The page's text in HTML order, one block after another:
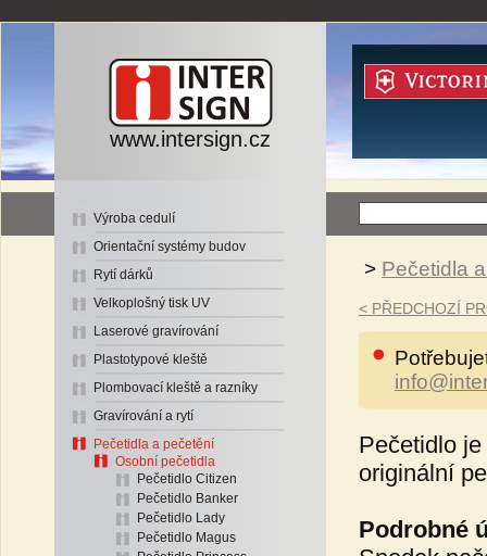
www.intersign.cz
Výroba cedulí
Orientační systémy budov
Rytí dárků
Velkoplošný tisk UV
Laserové gravírování
Plastotypové kleště
Plombovací kleště a razníky
Gravírování a rytí
Pečetidla a pečetění
Osobní pečetidla
Pečetidlo Citizen
Pečetidlo Banker
Pečetidlo Lady
Pečetidlo Magus
> Pečetidla
< PŘEDCHOZÍ
Pečetidlo
originální
Podrobné